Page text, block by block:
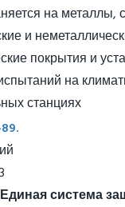
на металлы,
и
покрытия и
на
станциях
Единая система